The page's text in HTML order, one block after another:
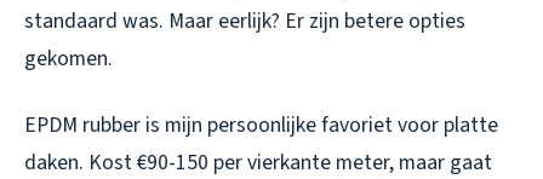
standaard was. Maar eerlijk? Er zijn betere opties
gekomen.
EPDM rubber is mijn persoonlijke favoriet voor platte
daken. Kost €90-150 per vierkante meter, maar gaat